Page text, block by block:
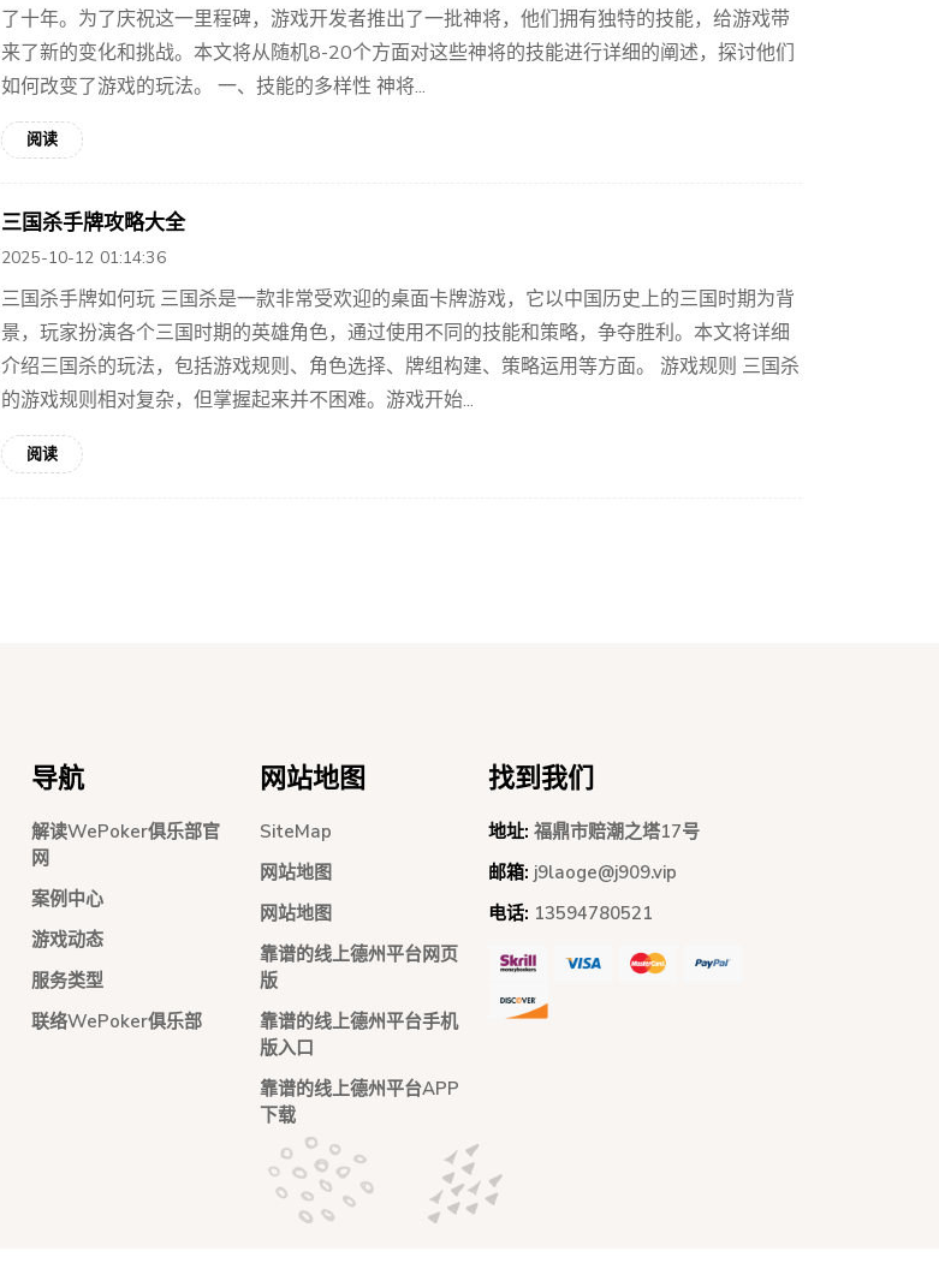
了十年。为了庆祝这一里程碑，游戏开发者推出了一批神将，他们拥有独特的技能，给游戏带
来了新的变化和挑战。本文将从随机8-20个方面对这些神将的技能进行详细的阐述，探讨他们
如何改变了游戏的玩法。 一、技能的多样性 神将...
阅读
三国杀手牌攻略大全
2025-10-12 01:14:36
三国杀手牌如何玩 三国杀是一款非常受欢迎的桌面卡牌游戏，它以中国历史上的三国时期为背
景，玩家扮演各个三国时期的英雄角色，通过使用不同的技能和策略，争夺胜利。本文将详细
介绍三国杀的玩法，包括游戏规则、角色选择、牌组构建、策略运用等方面。 游戏规则 三国杀
的游戏规则相对复杂，但掌握起来并不困难。游戏开始...
阅读
导航
解读WePoker俱乐部官
网
案例中心
游戏动态
服务类型
联络WePoker俱乐部
网站地图
SiteMap
网站地图
网站地图
靠谱的线上德州平台网页
版
靠谱的线上德州平台手机
版入口
靠谱的线上德州平台APP
下载
找到我们
地址: 福鼎市赔潮之塔17号
邮箱: j9laoge@j909.vip
电话: 13594780521